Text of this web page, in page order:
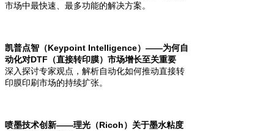
市场中最快速、最多功能的解决方案。
凯普点智（Keypoint Intelligence）——为何自
动化对DTF（直接转印膜）市场增长至关重要
深入探讨专家观点，解析自动化如何推动直接转
印膜印刷市场的持续扩张。
喷墨技术创新——理光（Ricoh）关于墨水粘度